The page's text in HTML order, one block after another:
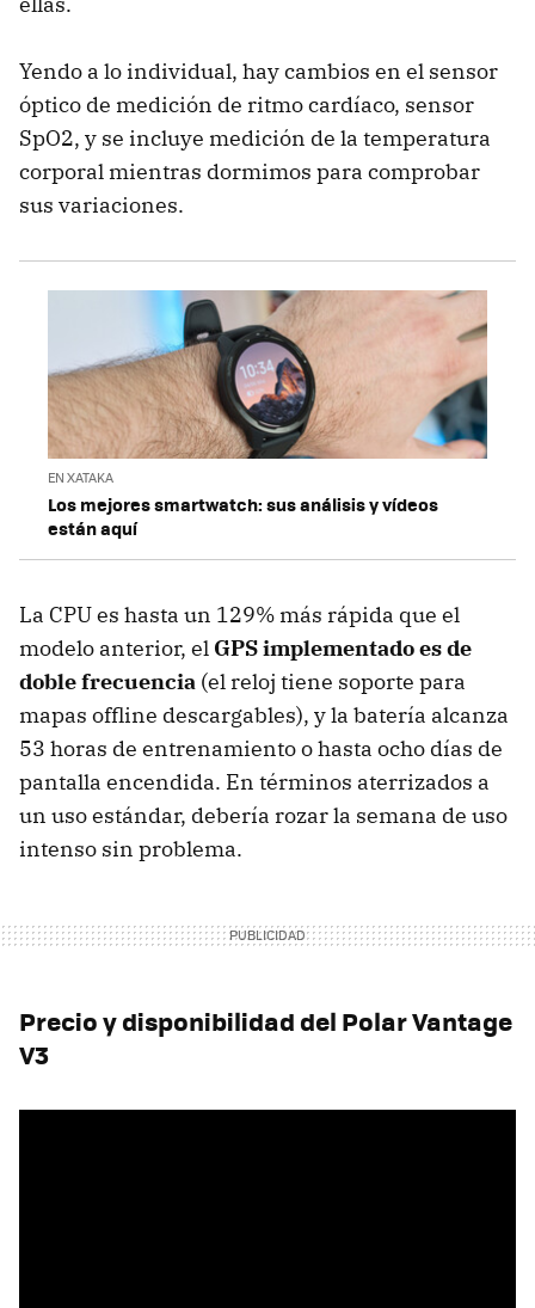
Yendo a lo individual, hay cambios en el sensor
óptico de medición de ritmo cardíaco, sensor
SpO2, y se incluye medición de la temperatura
corporal mientras dormimos para comprobar
sus variaciones.
EN XATAKA
Los mejores smartwatch: sus análisis y vídeos
están aquí
La CPU es hasta un 129% más rápida que el
modelo anterior, el GPS implementado es de
doble frecuencia (el reloj tiene soporte para
mapas offline descargables), y la batería alcanza
53 horas de entrenamiento o hasta ocho días de
pantalla encendida. En términos aterrizados a
un uso estándar, debería rozar la semana de uso
intenso sin problema.
Precio y disponibilidad del Polar Vantage
V3